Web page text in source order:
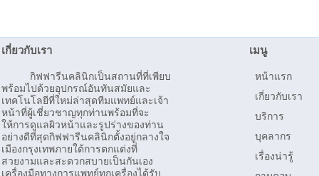
เกี่ยวกับเรา
กิฟฟารีนคลินิกเป็นสถานที่ที่เพียบ
พร้อมไปด้วยอุปกรณ์อันทันสมัยและ
เทคโนโลยีที่ใหม่ล่าสุดทีมแพทย์และเจ้า
หน้าที่ผู้เชี่ยวชาญทุกท่านพร้อมที่จะ
ให้การดูแลผิวหน้าและรูปร่างของท่าน
อย่างดีที่สุดกิฟฟารีนคลินิกตั้งอยู่กลางใจ
เมืองกรุงเทพภายใต้การตกแต่งที่
สวยงามและสะดวกสบายเป็นกันเอง
เครื่องมือทางการแพทย์ทุกเครื่องได้รับ
เมนู
หน้าแรก
เกี่ยวกับเรา
บริการ
บุคลากร
เรื่องน่ารู้